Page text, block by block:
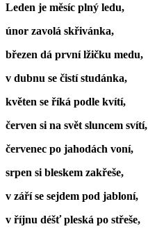
Leden je měsíc plný ledu,
únor zavolá skřivánka,
březen dá první lžičku medu,
v dubnu se čistí studánka,
květen se říká podle kvítí,
červen si na svět sluncem svítí,
červenec po jahodách voní,
srpen si bleskem zakřeše,
v září se sejdem pod jabloní,
v říjnu déšť pleská po střeše,